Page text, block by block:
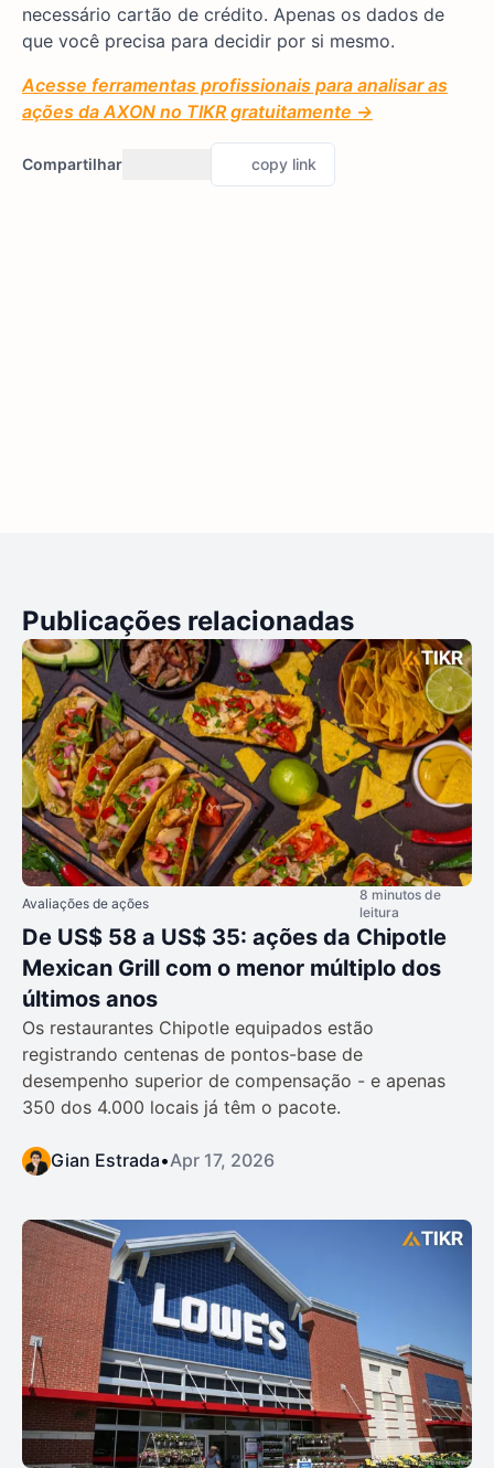
necessário cartão de crédito. Apenas os dados de
que você precisa para decidir por si mesmo.
Acesse ferramentas profissionais para analisar as
ações da AXON no TIKR gratuitamente →
Compartilhar copy link
Publicações relacionadas
Avaliações de ações
8 minutos de
leitura
De US$ 58 a US$ 35: ações da Chipotle
Mexican Grill com o menor múltiplo dos
últimos anos
Os restaurantes Chipotle equipados estão
registrando centenas de pontos-base de
desempenho superior de compensação - e apenas
350 dos 4.000 locais já têm o pacote.
Gian Estrada•Apr 17, 2026